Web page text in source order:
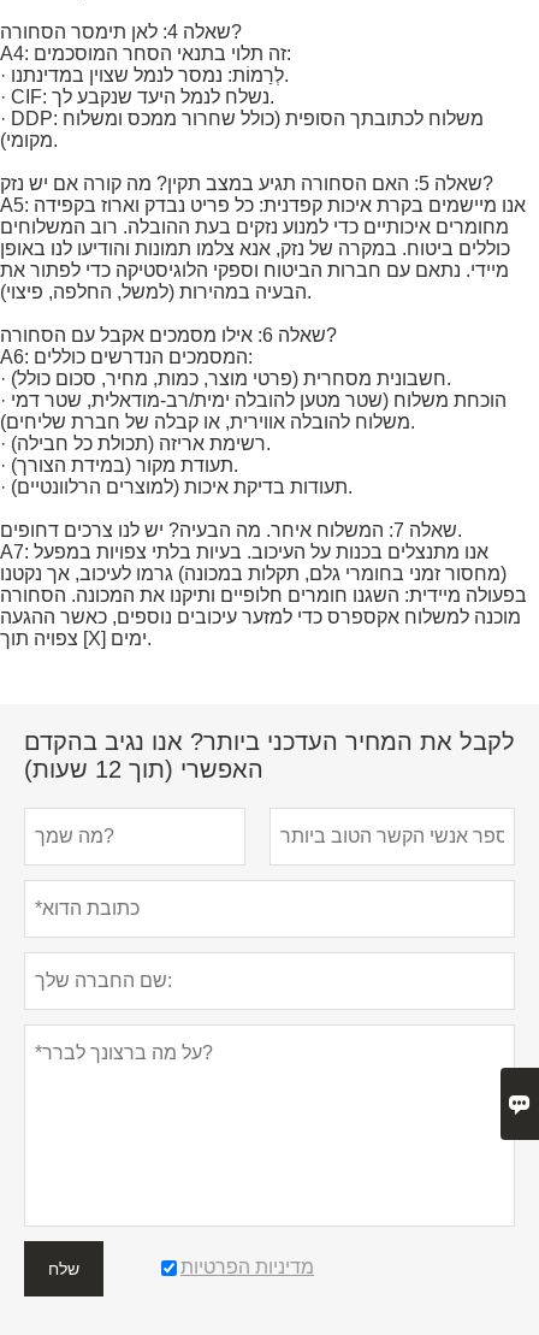
שאלה 4: לאן תימסר הסחורה?
A4: זה תלוי בתנאי הסחר המוסכמים:
· לְרַמוֹת: נמסר לנמל שצוין במדינתנו.
· CIF: נשלח לנמל היעד שנקבע לך.
· DDP: משלוח לכתובתך הסופית (כולל שחרור ממכס ומשלוח
מקומי).
שאלה 5: האם הסחורה תגיע במצב תקין? מה קורה אם יש נזק?
A5: אנו מיישמים בקרת איכות קפדנית: כל פריט נבדק וארוז בקפידה
מחומרים איכותיים כדי למנוע נזקים בעת ההובלה. רוב המשלוחים
כוללים ביטוח. במקרה של נזק, אנא צלמו תמונות והודיעו לנו באופן
מיידי. נתאם עם חברות הביטוח וספקי הלוגיסטיקה כדי לפתור את
הבעיה במהירות (למשל, החלפה, פיצוי).
שאלה 6: אילו מסמכים אקבל עם הסחורה?
A6: המסמכים הנדרשים כוללים:
· חשבונית מסחרית (פרטי מוצר, כמות, מחיר, סכום כולל).
· הוכחת משלוח (שטר מטען להובלה ימית/רב-מודאלית, שטר דמי
משלוח להובלה אווירית, או קבלה של חברת שליחים).
· רשימת אריזה (תכולת כל חבילה).
· תעודת מקור (במידת הצורך).
· תעודות בדיקת איכות (למוצרים הרלוונטיים).
שאלה 7: המשלוח איחר. מה הבעיה? יש לנו צרכים דחופים.
A7: אנו מתנצלים בכנות על העיכוב. בעיות בלתי צפויות במפעל
(מחסור זמני בחומרי גלם, תקלות במכונה) גרמו לעיכוב, אך נקטנו
בפעולה מיידית: השגנו חומרים חלופיים ותיקנו את המכונה. הסחורה
מוכנה למשלוח אקספרס כדי למזער עיכובים נוספים, כאשר ההגעה
צפויה תוך [X] ימים.
לקבל את המחיר העדכני ביותר? אנו נגיב בהקדם
האפשרי (תוך 12 שעות)
שלח מדיניות הפרטיות
